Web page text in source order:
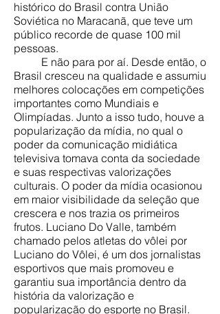
histórico do Brasil contra União
Soviética no Maracanã, que teve um
público recorde de quase 100 mil
pessoas.
E não para por aí. Desde então, o
Brasil cresceu na qualidade e assumiu
melhores colocações em competições
importantes como Mundiais e
Olimpíadas. Junto a isso tudo, houve a
popularização da mídia, no qual o
poder da comunicação midiática
televisiva tomava conta da sociedade
e suas respectivas valorizações
culturais. O poder da mídia ocasionou
em maior visibilidade da seleção que
crescera e nos trazia os primeiros
frutos. Luciano Do Valle, também
chamado pelos atletas do vôlei por
Luciano do Vôlei, é um dos jornalistas
esportivos que mais promoveu e
garantiu sua importância dentro da
história da valorização e
popularização do esporte no Brasil.